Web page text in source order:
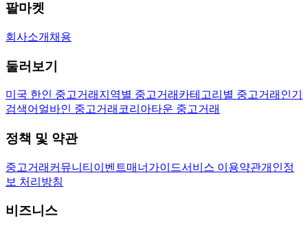
팔마켓
회사소개 채용
둘러보기
미국 한인 중고거래 지역별 중고거래 카테고리별 중고거래 인기
검색어 얼바인 중고거래 코리아타운 중고거래
정책 및 약관
중고거래 커뮤니티 이벤트매너가이드서비스 이용약관개인정
보 처리방침
비즈니스